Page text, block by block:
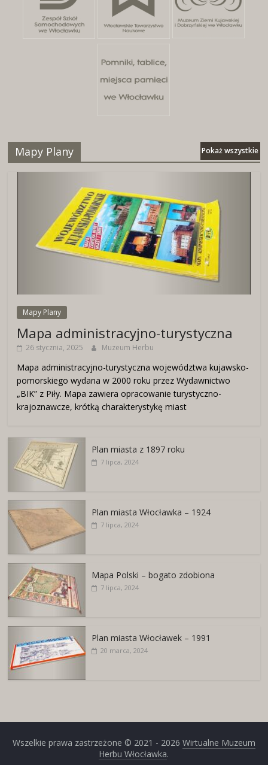
Mapy Plany Pokaż wszystkie
Mapy Plany
Mapa administracyjno-turystyczna
26 stycznia, 2025 Muzeum Herbu
Mapa administracyjno-turystyczna województwa kujawsko-
pomorskiego wydana w 2000 roku przez Wydawnictwo
„BIK” z Piły. Mapa zawiera opracowanie turystyczno-
krajoznawcze, krótką charakterystykę miast
Plan miasta z 1897 roku
7 lipca, 2024
Plan miasta Włocławka – 1924
7 lipca, 2024
Mapa Polski – bogato zdobiona
7 lipca, 2024
Plan miasta Włocławek – 1991
20 marca, 2024
Wszelkie prawa zastrzeżone © 2021 - 2026 Wirtualne Muzeum
Herbu Włocławka.